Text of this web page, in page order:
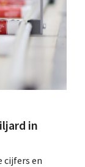
in
cijfers en